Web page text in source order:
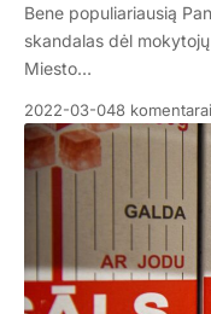
Bene populiariausią
skandalas dėl
Miesto…
2022-03-048 komentarai